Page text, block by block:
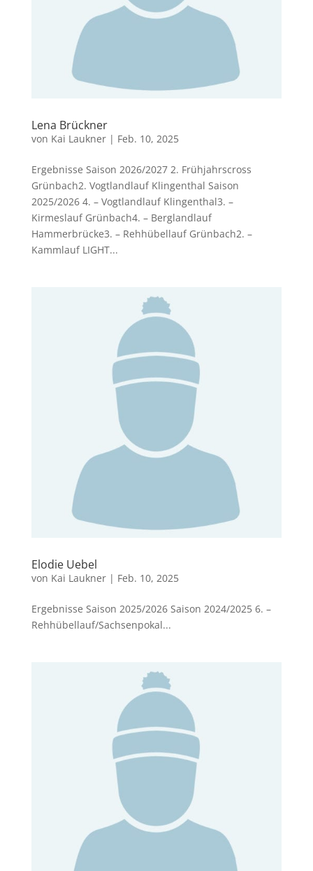
Lena Brückner
von Kai Laukner| Feb. 10, 2025
Ergebnisse Saison 2026/2027 2. Frühjahrscross
Grünbach2. Vogtlandlauf Klingenthal Saison
2025/2026 4. – Vogtlandlauf Klingenthal3. –
Kirmeslauf Grünbach4. – Berglandlauf
Hammerbrücke3. – Rehhübellauf Grünbach2. –
Kammlauf LIGHT...
Elodie Uebel
von Kai Laukner| Feb. 10, 2025
Ergebnisse Saison 2025/2026 Saison 2024/2025 6. –
Rehhübellauf/Sachsenpokal...